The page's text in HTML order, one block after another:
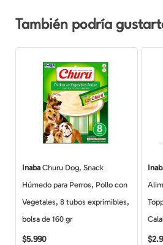
También podría
InabaChuru Dog, Snack
Húmedo para Perros, Pollo con
Vegetales, 8 tubos exprimibles,
bolsa de 160 gr
$5.990 $